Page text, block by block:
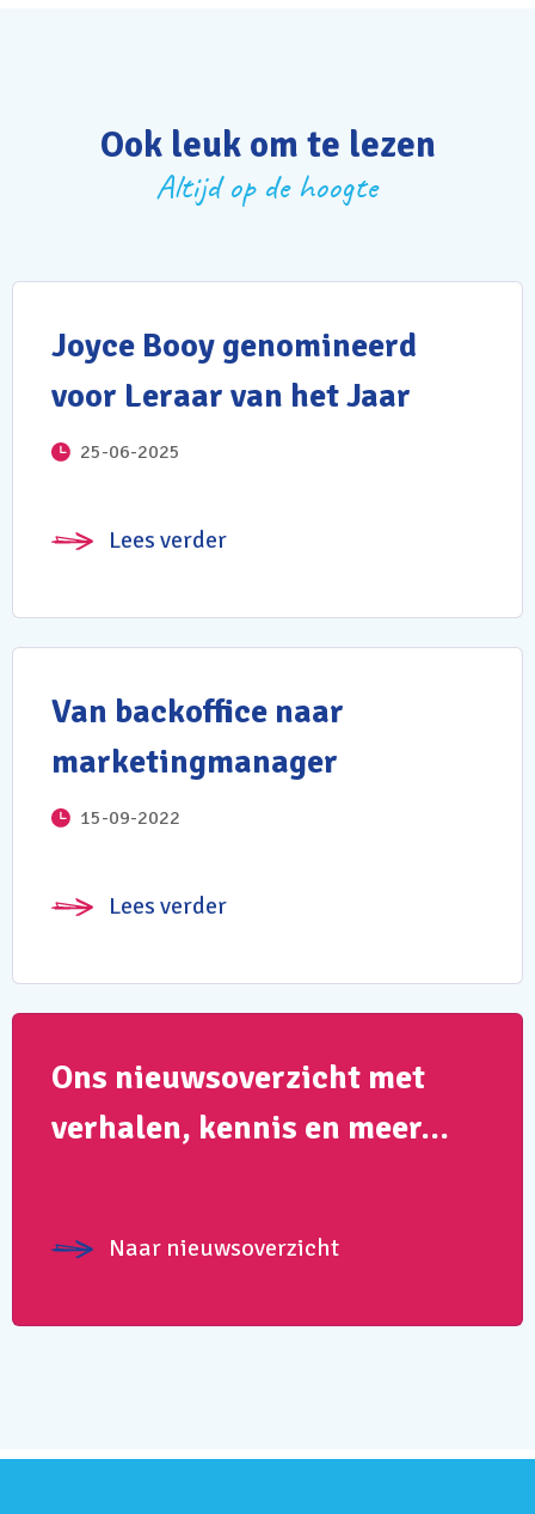
Ook leuk om te lezen
Altijd op de hoogte
Joyce Booy genomineerd
voor Leraar van het Jaar
25-06-2025
Lees verder
Van backoffice naar
marketingmanager
15-09-2022
Lees verder
Ons nieuwsoverzicht met
verhalen, kennis en meer…
Naar nieuwsoverzicht